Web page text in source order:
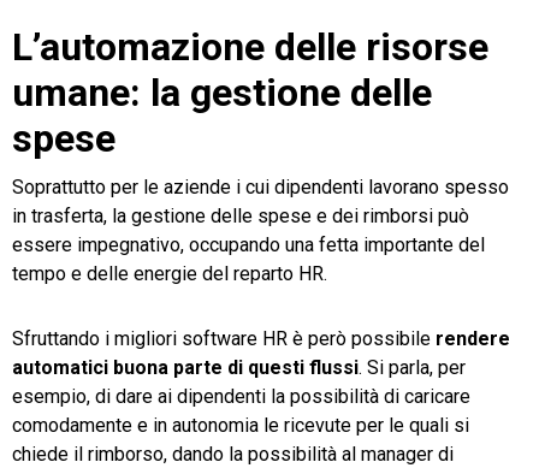
L’automazione delle risorse
umane: la gestione delle
spese
Soprattutto per le aziende i cui dipendenti lavorano spesso
in trasferta, la gestione delle spese e dei rimborsi può
essere impegnativo, occupando una fetta importante del
tempo e delle energie del reparto HR.
Sfruttando i migliori software HR è però possibile rendere
automatici buona parte di questi flussi. Si parla, per
esempio, di dare ai dipendenti la possibilità di caricare
comodamente e in autonomia le ricevute per le quali si
chiede il rimborso, dando la possibilità al manager di